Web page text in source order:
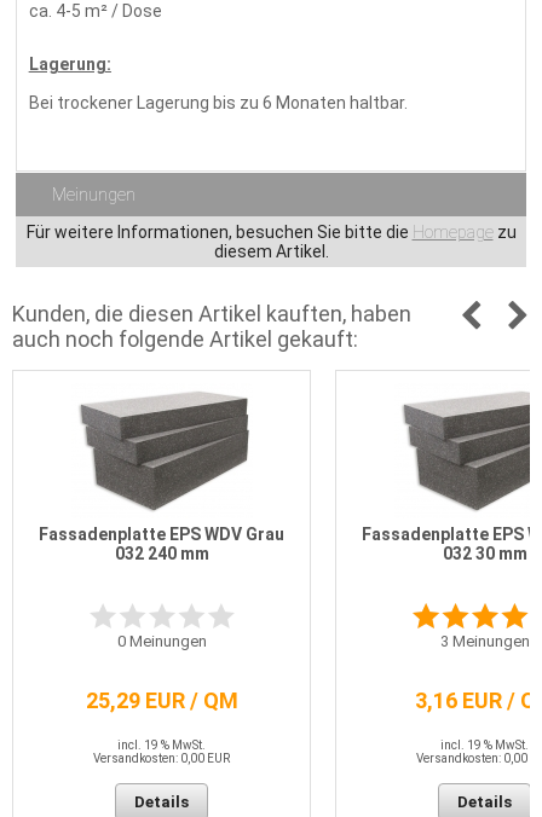
ca. 4-5 m² / Dose
Lagerung:
Bei trockener Lagerung bis zu 6 Monaten haltbar.
Meinungen
Für weitere Informationen, besuchen Sie bitte die Homepagezu
diesem Artikel.
Kunden, die diesen Artikel kauften, haben
auch noch folgende Artikel gekauft:
Fassadenplatte EPS WDV Grau
032 240 mm
0Meinungen
25,29 EUR / QM
incl. 19 % MwSt.
Versandkosten: 0,00 EUR
Details
Fassadenplatte EPS
032 30 mm
3 Meinungen
3,16 EUR /
incl. 19 % MwSt.
Versandkosten: 0,00
Details